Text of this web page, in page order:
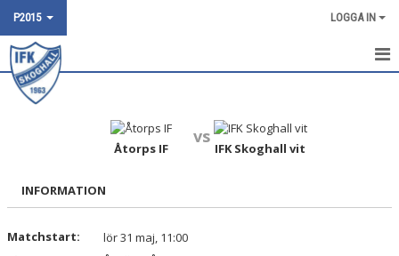
P2015 LOGGA IN
HEM
POOLSPEL
TRUPPEN
Åtorps IF
vs
IFK Skoghall vit
INFORMATION
Matchstart:
lör 31 maj, 11:00